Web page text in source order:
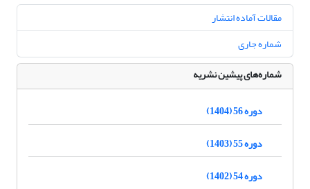
مقالات آماده انتشار
شماره جاری
شماره‌های پیشین نشریه
دوره 56 (1404)
دوره 55 (1403)
دوره 54 (1402)